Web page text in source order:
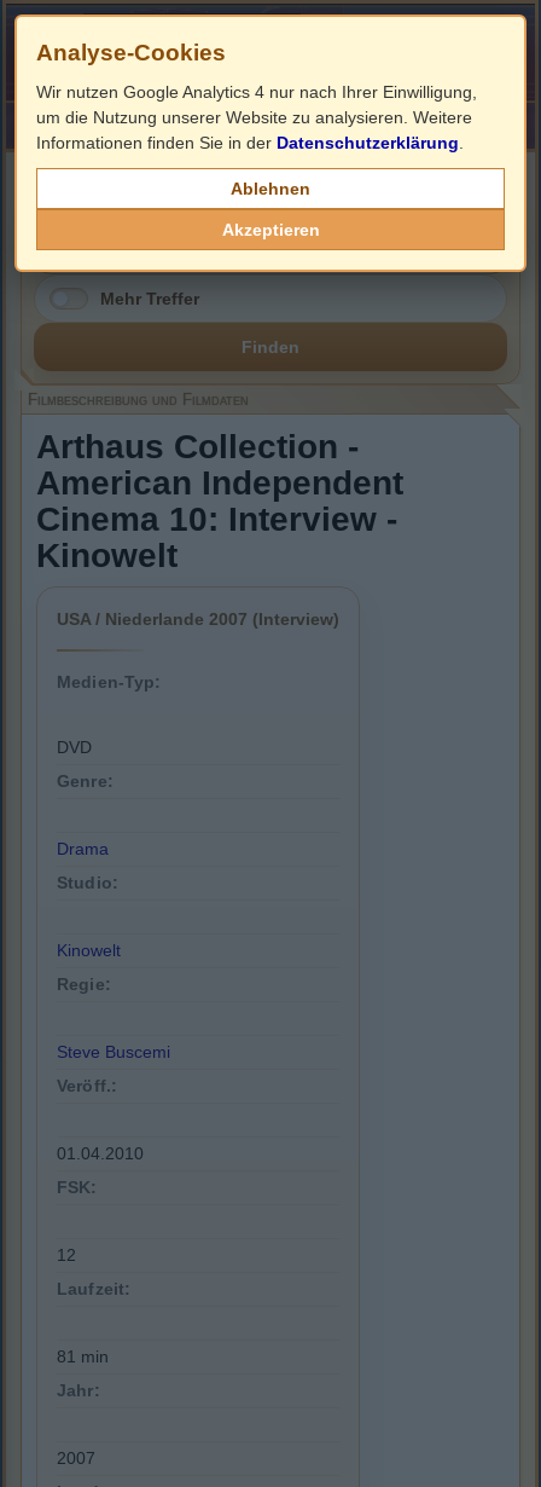
HOME ImpressumLinks
Filmbeschreibung, Cover & DVD Infos
Mehr Treffer
Finden
Filmbeschreibung und Filmdaten
Arthaus Collection -
American Independent
Cinema 10: Interview -
Kinowelt
USA / Niederlande 2007 (Interview)
Medien-Typ:
DVD
Genre:
Drama
Studio:
Kinowelt
Regie:
Steve Buscemi
Veröff.:
01.04.2010
FSK:
12
Laufzeit:
81 min
Jahr:
2007
Analyse-Cookies
Wir nutzen Google Analytics 4 nur nach Ihrer Einwilligung,
um die Nutzung unserer Website zu analysieren. Weitere
Informationen finden Sie in der Datenschutzerklärung
Ablehnen
Akzeptieren